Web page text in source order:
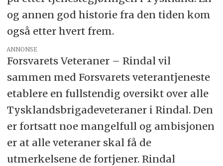
og annen god historie fra den tiden kom
også etter hvert frem.
ANNONSE
Forsvarets Veteraner – Rindal vil
sammen med Forsvarets veterantjeneste
etablere en fullstendig oversikt over alle
Tysklandsbrigadeveteraner i Rindal. Den
er fortsatt noe mangelfull og ambisjonen
er at alle veteraner skal få de
utmerkelsene de fortjener. Rindal